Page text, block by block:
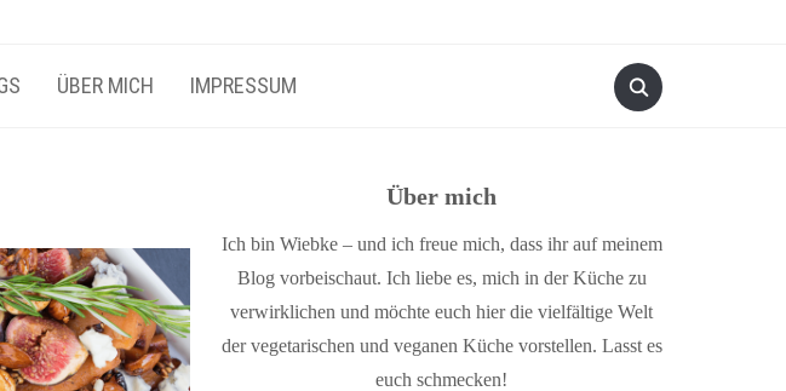
ÜBER MICH IMPRESSUM
Über mich
Ich bin Wiebke – und ich freue mich, dass ihr auf meinem
Blog vorbeischaut. Ich liebe es, mich in der Küche zu
verwirklichen und möchte euch hier die vielfältige Welt
der vegetarischen und veganen Küche vorstellen. Lasst es
euch schmecken!